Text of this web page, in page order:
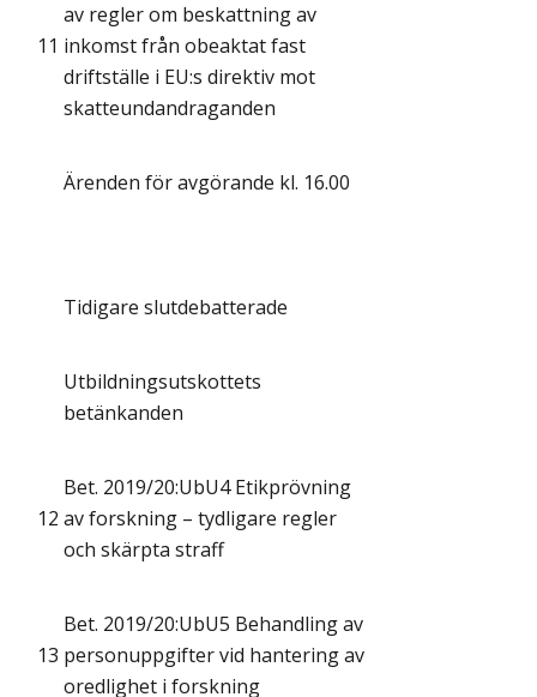
11
av regler om beskattning av
inkomst från obeaktat fast
driftställe i EU:s direktiv mot
skatteundandraganden
Ärenden för avgörande kl. 16.00
Tidigare slutdebatterade
Utbildningsutskottets
betänkanden
12
Bet. 2019/20:UbU4 Etikprövning
av forskning – tydligare regler
och skärpta straff
13
Bet. 2019/20:UbU5 Behandling av
personuppgifter vid hantering av
oredlighet i forskning